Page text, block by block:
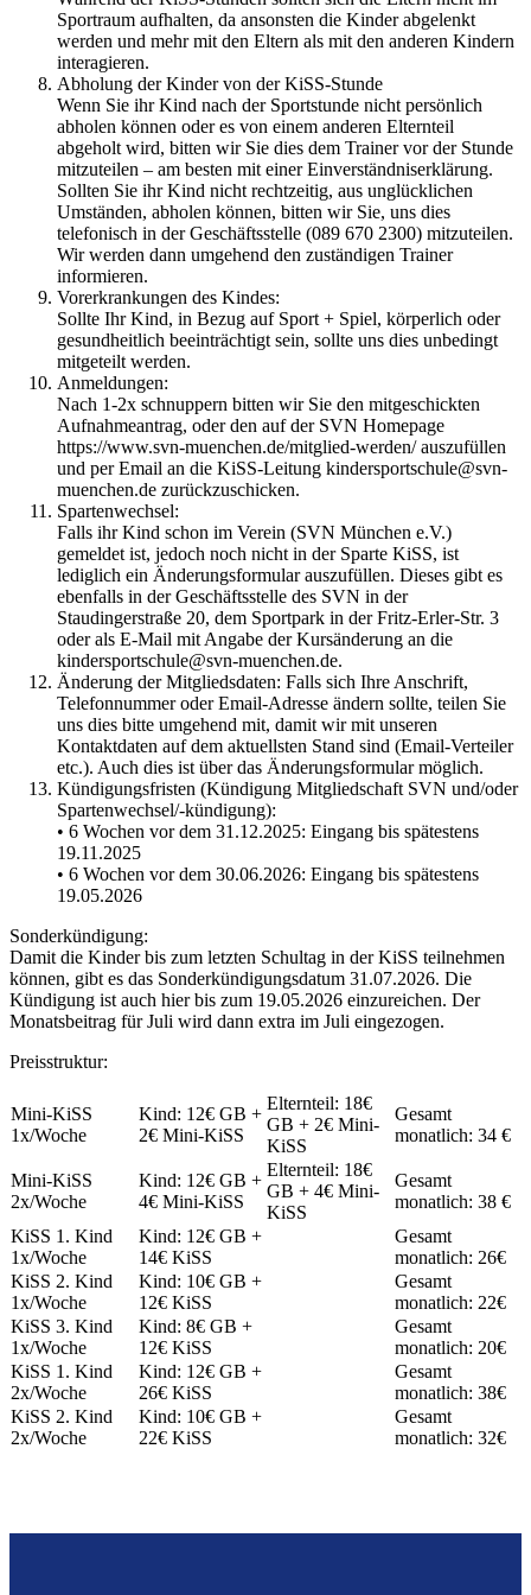
Sportraum aufhalten, da ansonsten die Kinder abgelenkt
werden und mehr mit den Eltern als mit den anderen Kindern
interagieren.
Abholung der Kinder von der KiSS-Stunde
Wenn Sie ihr Kind nach der Sportstunde nicht persönlich
abholen können oder es von einem anderen Elternteil
abgeholt wird, bitten wir Sie dies dem Trainer vor der Stunde
mitzuteilen – am besten mit einer Einverständniserklärung.
Sollten Sie ihr Kind nicht rechtzeitig, aus unglücklichen
Umständen, abholen können, bitten wir Sie, uns dies
telefonisch in der Geschäftsstelle (089 670 2300) mitzuteilen.
Wir werden dann umgehend den zuständigen Trainer
informieren.
Vorerkrankungen des Kindes:
Sollte Ihr Kind, in Bezug auf Sport + Spiel, körperlich oder
gesundheitlich beeinträchtigt sein, sollte uns dies unbedingt
mitgeteilt werden.
Anmeldungen:
Nach 1-2x schnuppern bitten wir Sie den mitgeschickten
Aufnahmeantrag, oder den auf der SVN Homepage
https://www.svn-muenchen.de/mitglied-werden/ auszufüllen
und per Email an die KiSS-Leitung kindersportschule@svn-
muenchen.de zurückzuschicken.
Spartenwechsel:
Falls ihr Kind schon im Verein (SVN München e.V.)
gemeldet ist, jedoch noch nicht in der Sparte KiSS, ist
lediglich ein Änderungsformular auszufüllen. Dieses gibt es
ebenfalls in der Geschäftsstelle des SVN in der
Staudingerstraße 20, dem Sportpark in der Fritz-Erler-Str. 3
oder als E-Mail mit Angabe der Kursänderung an die
kindersportschule@svn-muenchen.de.
Änderung der Mitgliedsdaten: Falls sich Ihre Anschrift,
Telefonnummer oder Email-Adresse ändern sollte, teilen Sie
uns dies bitte umgehend mit, damit wir mit unseren
Kontaktdaten auf dem aktuellsten Stand sind (Email-Verteiler
etc.). Auch dies ist über das Änderungsformular möglich.
Kündigungsfristen (Kündigung Mitgliedschaft SVN und/oder
Spartenwechsel/-kündigung):
• 6 Wochen vor dem 31.12.2025: Eingang bis spätestens
19.11.2025
• 6 Wochen vor dem 30.06.2026: Eingang bis spätestens
19.05.2026
Sonderkündigung:
Damit die Kinder bis zum letzten Schultag in der KiSS teilnehmen
können, gibt es das Sonderkündigungsdatum 31.07.2026. Die
Kündigung ist auch hier bis zum 19.05.2026 einzureichen. Der
Monatsbeitrag für Juli wird dann extra im Juli eingezogen.
Preisstruktur:
Mini-KiSS
1x/Woche
Kind: 12€ GB +
2€ Mini-KiSS
Elternteil: 18€
GB + 2€ Mini-
KiSS
Gesamt
monatlich: 34 €
Mini-KiSS
2x/Woche
Kind: 12€ GB +
4€ Mini-KiSS
Elternteil: 18€
GB + 4€ Mini-
KiSS
Gesamt
monatlich: 38 €
KiSS 1. Kind
1x/Woche
Kind: 12€ GB +
14€ KiSS
Gesamt
monatlich: 26€
KiSS 2. Kind
1x/Woche
Kind: 10€ GB +
12€ KiSS
Gesamt
monatlich: 22€
KiSS 3. Kind
1x/Woche
Kind: 8€ GB +
12€ KiSS
Gesamt
monatlich: 20€
KiSS 1. Kind
2x/Woche
Kind: 12€ GB +
26€ KiSS
Gesamt
monatlich: 38€
KiSS 2. Kind
2x/Woche
Kind: 10€ GB +
22€ KiSS
Gesamt
monatlich: 32€